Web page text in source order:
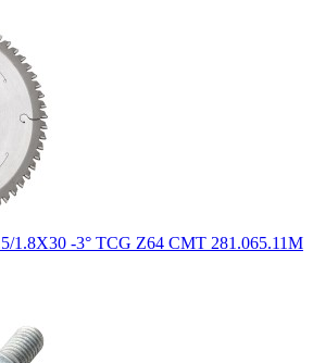
1.8X30 -3° TCG Z64 CMT 281.065.11M